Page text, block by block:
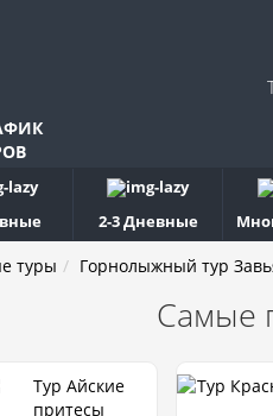
2-3 Дневные
туры Горнолыжный тур
Самые